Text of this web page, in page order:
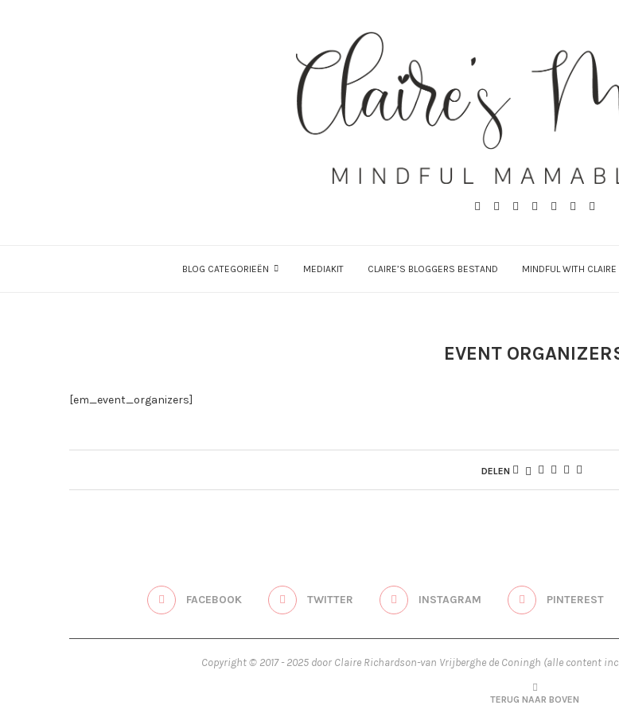
BLOG CATEGORIEËN MEDIAKIT CLAIRE’S BLOGGERS BESTAND MINDFUL WITH CLAIRE
EVENT
[em_event_organizers]
DELEN
FACEBOOK TWITTER INSTAGRAM PINTEREST
Copyright © 2017 - 2025 door Claire Richardson-van Vrijberghe de Coningh (alle content
TERUG NAAR BOVEN